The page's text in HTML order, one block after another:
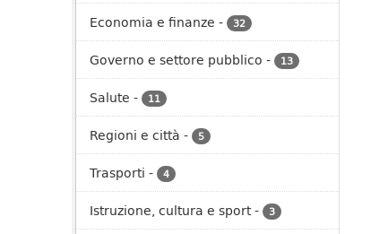
Economia e finanze - 32
Governo e settore pubblico - 13
Salute - 11
Regioni e città - 5
Trasporti - 4
Istruzione, cultura e sport- 3